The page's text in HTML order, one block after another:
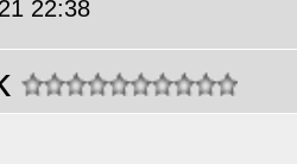
22:38